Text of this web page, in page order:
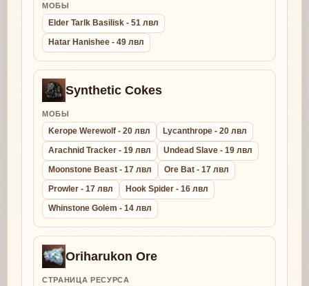
МОБЫ
Elder Tarlk Basilisk - 51 лвл
Hatar Hanishee - 49 лвл
Synthetic Cokes
МОБЫ
Kerope Werewolf - 20 лвл
Lycanthrope - 20 лвл
Arachnid Tracker - 19 лвл
Undead Slave - 19 лвл
Moonstone Beast - 17 лвл
Ore Bat - 17 лвл
Prowler - 17 лвл
Hook Spider - 16 лвл
Whinstone Golem - 14 лвл
Oriharukon Ore
СТРАНИЦА РЕСУРСА